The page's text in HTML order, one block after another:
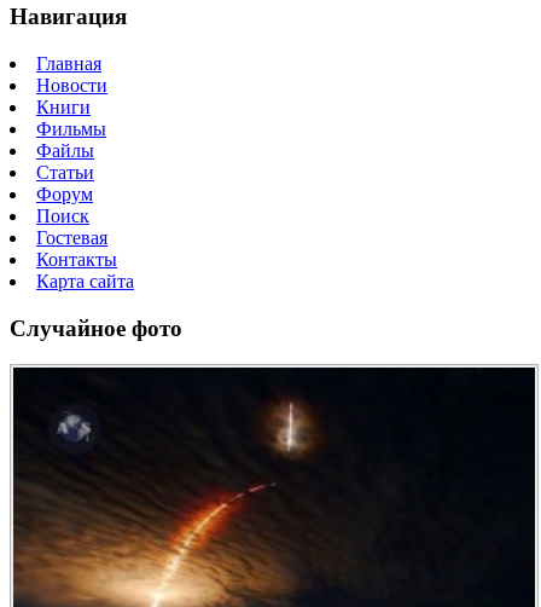
Навигация
Главная
Новости
Книги
Фильмы
Файлы
Статьи
Форум
Поиск
Гостевая
Контакты
Карта сайта
Случайное фото